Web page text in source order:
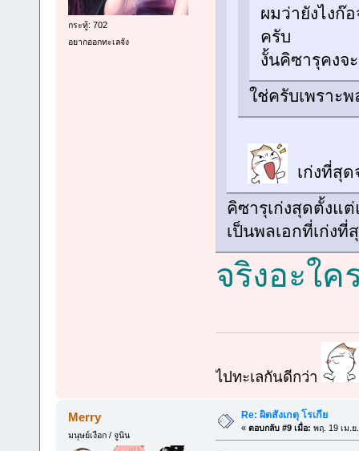
กระทู้: 702
อยากออกทะเลจัง
ผมว่ายังไงก๊
ครับ
งั้นคิซารุคงจ
ใช่ครับเพราะ
เก่งที่สุด
คิซารุเก่งสุดตั้งแ
เป็นพลเอกที่เก่งที่
จริงอะใ
ไปทะเลกันดีกว่า
Merry
มนุษย์เงือก / จูนิน
Re: ผิดสังเกตุ โรเกีย
« ตอบกลับ #9 เมื่อ: พฤ. 19 เม.ย